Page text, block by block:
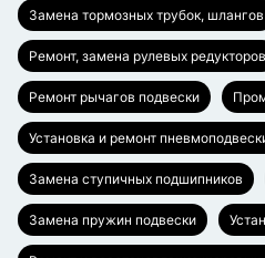
Замена тормозных трубок, шлангов
Ремонт, замена рулевых редукторов
Ремонт рычагов подвески
Установка и ремонт
Замена ступичных подшипников
Замена пружин подвески